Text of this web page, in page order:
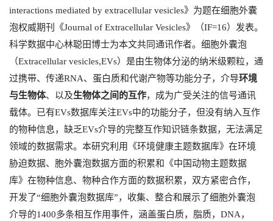
interactions mediated by extracellular vesicles》为题在细胞外囊
泡权威期刊《Journal of Extracellular Vesicles》（IF=16）发表。
科学数据中心林聪田博士为本文共同通讯作者。细胞外囊泡
（Extracellular vesicles,EVs）是由生物体分泌的纳米级颗粒，通
过携带、传递RNA、蛋白质和代谢产物等功能分子，介导环境
与生物体、以及生物体之间的互作，成为广受关注的信号通讯
载体。已有EVs数据库关注EVs中的功能分子，但没有纳入互作
的物种信息，缺乏EVs介导的完整互作知识链条数据，无法满足
领域的数据需求。本研究利用《环境健康主题数据库》在环境
胁迫数据、胞外囊泡数据方面的积累和《中国动物主题数据
库》在物种信息、物种合作方面的数据积累，双方紧密合作，
开发了“细胞外囊泡数据库”，收集、整合和展示了细胞外囊泡
介导的1400多条相互作用事件，涵盖蛋白质，脂质，DNA，